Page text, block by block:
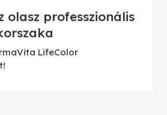
olasz professzionális
LifeColor